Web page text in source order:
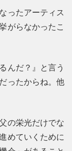
ったアーティス
がらなかったこ
んだ？』と言う
ったからね。他
の栄光だけでな
めていくために